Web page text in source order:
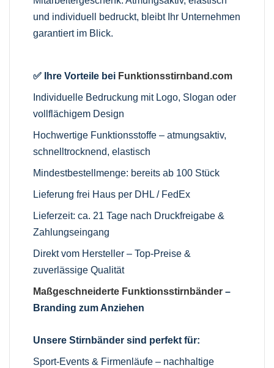
und individuell bedruckt, bleibt Ihr Unternehmen
garantiert im Blick.
✅ Ihre Vorteile bei Funktionsstirnband.com
Individuelle Bedruckung mit Logo, Slogan oder
vollflächigem Design
Hochwertige Funktionsstoffe – atmungsaktiv,
schnelltrocknend, elastisch
Mindestbestellmenge: bereits ab 100 Stück
Lieferung frei Haus per DHL / FedEx
Lieferzeit: ca. 21 Tage nach Druckfreigabe &
Zahlungseingang
Direkt vom Hersteller – Top-Preise &
zuverlässige Qualität
Maßgeschneiderte Funktionsstirnbänder –
Branding zum Anziehen
Unsere Stirnbänder sind perfekt für:
Sport-Events & Firmenläufe – nachhaltige